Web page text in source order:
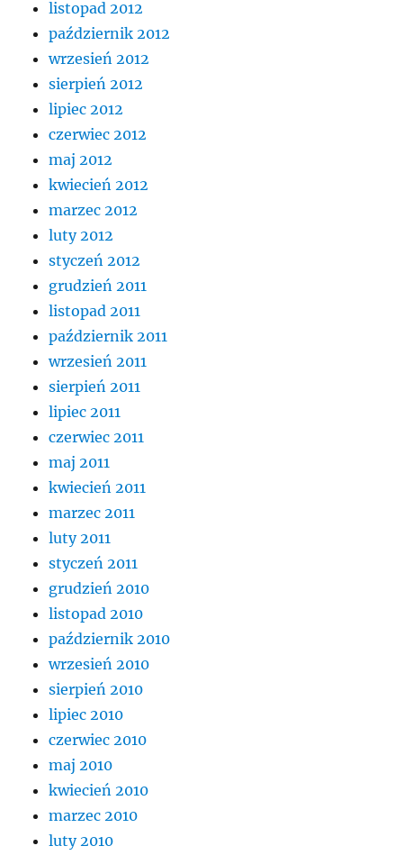
listopad 2012
październik 2012
wrzesień 2012
sierpień 2012
lipiec 2012
czerwiec 2012
maj 2012
kwiecień 2012
marzec 2012
luty 2012
styczeń 2012
grudzień 2011
listopad 2011
październik 2011
wrzesień 2011
sierpień 2011
lipiec 2011
czerwiec 2011
maj 2011
kwiecień 2011
marzec 2011
luty 2011
styczeń 2011
grudzień 2010
listopad 2010
październik 2010
wrzesień 2010
sierpień 2010
lipiec 2010
czerwiec 2010
maj 2010
kwiecień 2010
marzec 2010
luty 2010